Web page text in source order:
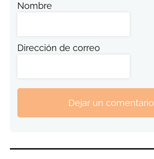
Nombre
Dirección de correo
Dejar un comentario